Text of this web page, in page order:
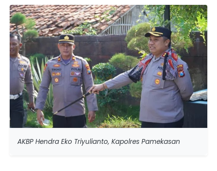
AKBP Hendra Eko Triyulianto, Kapolres Pamekasan